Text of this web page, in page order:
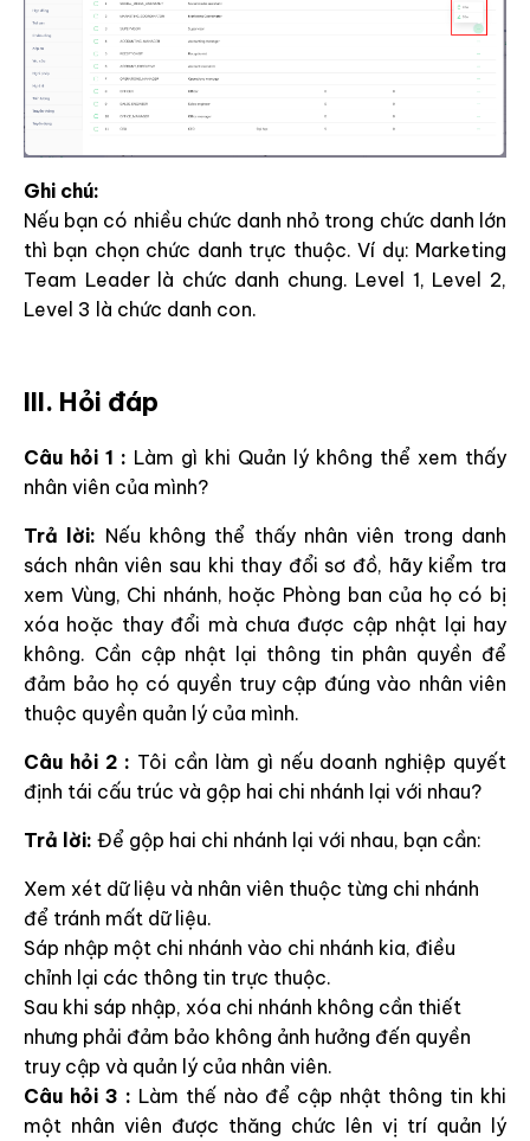
Ghi chú:
Nếu bạn có nhiều chức danh nhỏ trong chức danh lớn
thì bạn chọn chức danh trực thuộc. Ví dụ: Marketing
Team Leader là chức danh chung. Level 1, Level 2,
Level 3 là chức danh con.
III. Hỏi đáp
Câu hỏi 1 : Làm gì khi Quản lý không thể xem thấy
nhân viên của mình?
Trả lời: Nếu không thể thấy nhân viên trong danh
sách nhân viên sau khi thay đổi sơ đồ, hãy kiểm tra
xem Vùng, Chi nhánh, hoặc Phòng ban của họ có bị
xóa hoặc thay đổi mà chưa được cập nhật lại hay
không. Cần cập nhật lại thông tin phân quyền để
đảm bảo họ có quyền truy cập đúng vào nhân viên
thuộc quyền quản lý của mình.
Câu hỏi 2 : Tôi cần làm gì nếu doanh nghiệp quyết
định tái cấu trúc và gộp hai chi nhánh lại với nhau?
Trả lời: Để gộp hai chi nhánh lại với nhau, bạn cần:
Xem xét dữ liệu và nhân viên thuộc từng chi nhánh
để tránh mất dữ liệu.
Sáp nhập một chi nhánh vào chi nhánh kia, điều
chỉnh lại các thông tin trực thuộc.
Sau khi sáp nhập, xóa chi nhánh không cần thiết
nhưng phải đảm bảo không ảnh hưởng đến quyền
truy cập và quản lý của nhân viên.
Câu hỏi 3 : Làm thế nào để cập nhật thông tin khi
một nhân viên được thăng chức lên vị trí quản lý